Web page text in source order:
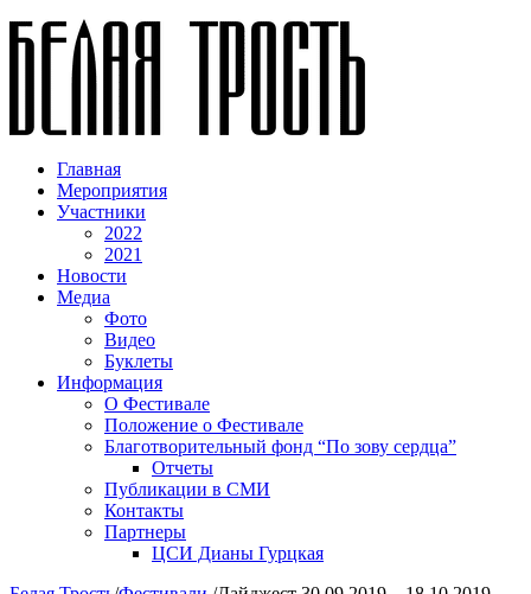
Главная
Мероприятия
Участники
2022
2021
Новости
Медиа
Фото
Видео
Буклеты
Информация
О Фестивале
Положение о Фестивале
Благотворительный фонд “По зову сердца”
Отчеты
Публикации в СМИ
Контакты
Партнеры
ЦСИ Дианы Гурцкая